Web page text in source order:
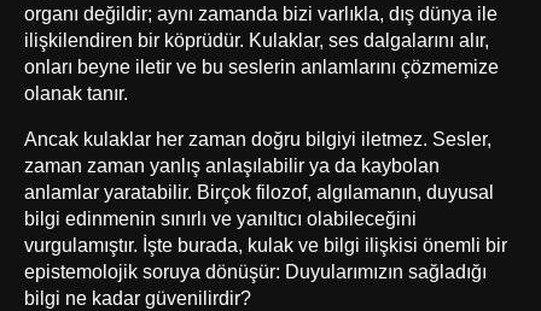
organı değildir; aynı zamanda bizi varlıkla, dış dünya ile
ilişkilendiren bir köprüdür. Kulaklar, ses dalgalarını alır,
onları beyne iletir ve bu seslerin anlamlarını çözmemize
olanak tanır.
Ancak kulaklar her zaman doğru bilgiyi iletmez. Sesler,
zaman zaman yanlış anlaşılabilir ya da kaybolan
anlamlar yaratabilir. Birçok filozof, algılamanın, duyusal
bilgi edinmenin sınırlı ve yanıltıcı olabileceğini
vurgulamıştır. İşte burada, kulak ve bilgi ilişkisi önemli bir
epistemolojik soruya dönüşür: Duyularımızın sağladığı
bilgi ne kadar güvenilirdir?